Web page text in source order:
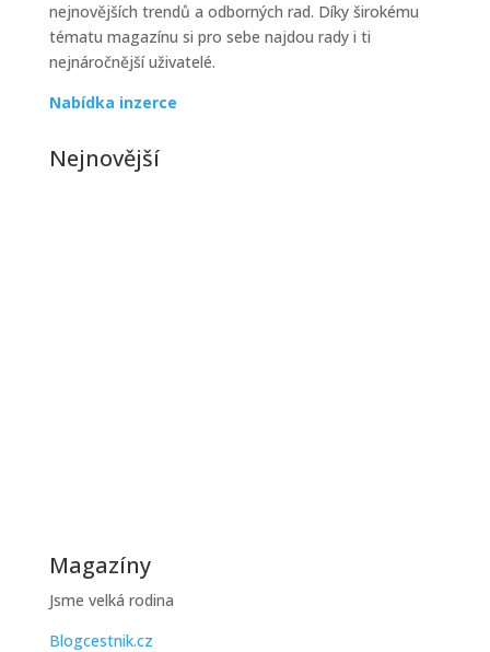
nejnovějších trendů a odborných rad. Díky širokému
tématu magazínu si pro sebe najdou rady i ti
nejnáročnější uživatelé.
Nabídka inzerce
Nejnovější
Magazíny
Jsme velká rodina
Blogcestnik.cz